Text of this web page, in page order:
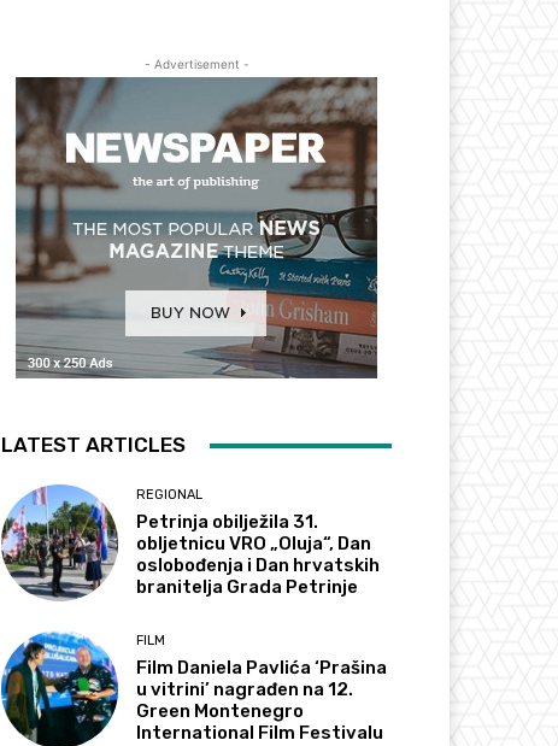
- Advertisement -
LATEST ARTICLES
REGIONAL
Petrinja obilježila 31.
obljetnicu VRO „Oluja“, Dan
oslobođenja i Dan hrvatskih
branitelja Grada Petrinje
FILM
Film Daniela Pavlića ‘Prašina
u vitrini’ nagrađen na 12.
Green Montenegro
International Film Festivalu